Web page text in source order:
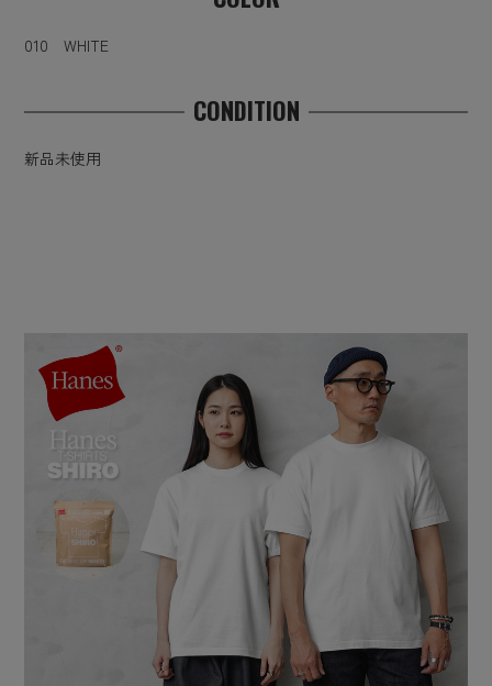
010 WHITE
CONDITION
新品未使用